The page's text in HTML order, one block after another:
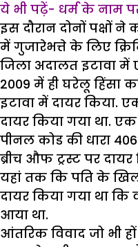
ये भी पढ़ें- धर्म के नाम
इस दौरान दोनों पक्षों
में गुजारेभत्ते के लिए
जिला अदालत इटावा
2009 में ही घरेलू
इटावा में दायर किया.
दायर किया गया था.
पीनल कोड की धारा
ब्रीच औफ ट्रस्ट पर दायर
यहां तक कि पति के
दायर किया गया था
आया था.
आंतरिक विवाद जो भी